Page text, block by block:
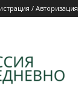
/ Авторизация